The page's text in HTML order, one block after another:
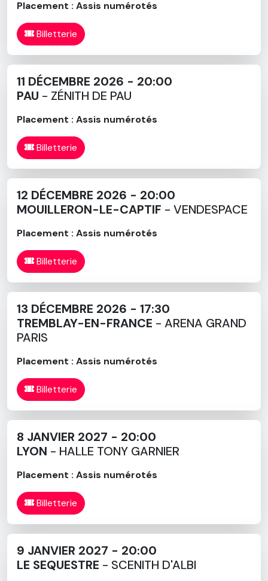
Placement : Assis numérotés
Billetterie
11 DÉCEMBRE 2026 - 20:00
PAU - ZÉNITH DE PAU
Placement : Assis numérotés
Billetterie
12 DÉCEMBRE 2026 - 20:00
MOUILLERON-LE-CAPTIF - VENDESPACE
Placement : Assis numérotés
Billetterie
13 DÉCEMBRE 2026 - 17:30
TREMBLAY-EN-FRANCE - ARENA GRAND
PARIS
Placement : Assis numérotés
Billetterie
8 JANVIER 2027 - 20:00
LYON - HALLE TONY GARNIER
Placement : Assis numérotés
Billetterie
9 JANVIER 2027 - 20:00
LE SEQUESTRE - SCENITH D'ALBI